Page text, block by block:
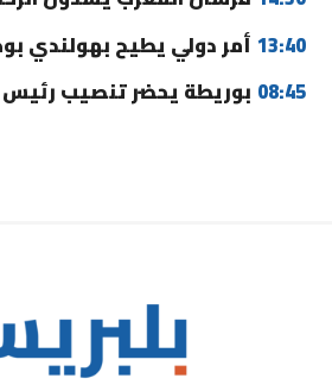
13:40 أمر دولي يطيح بهولندي
08:45 بوريطة يحضر تنصيب رئيس